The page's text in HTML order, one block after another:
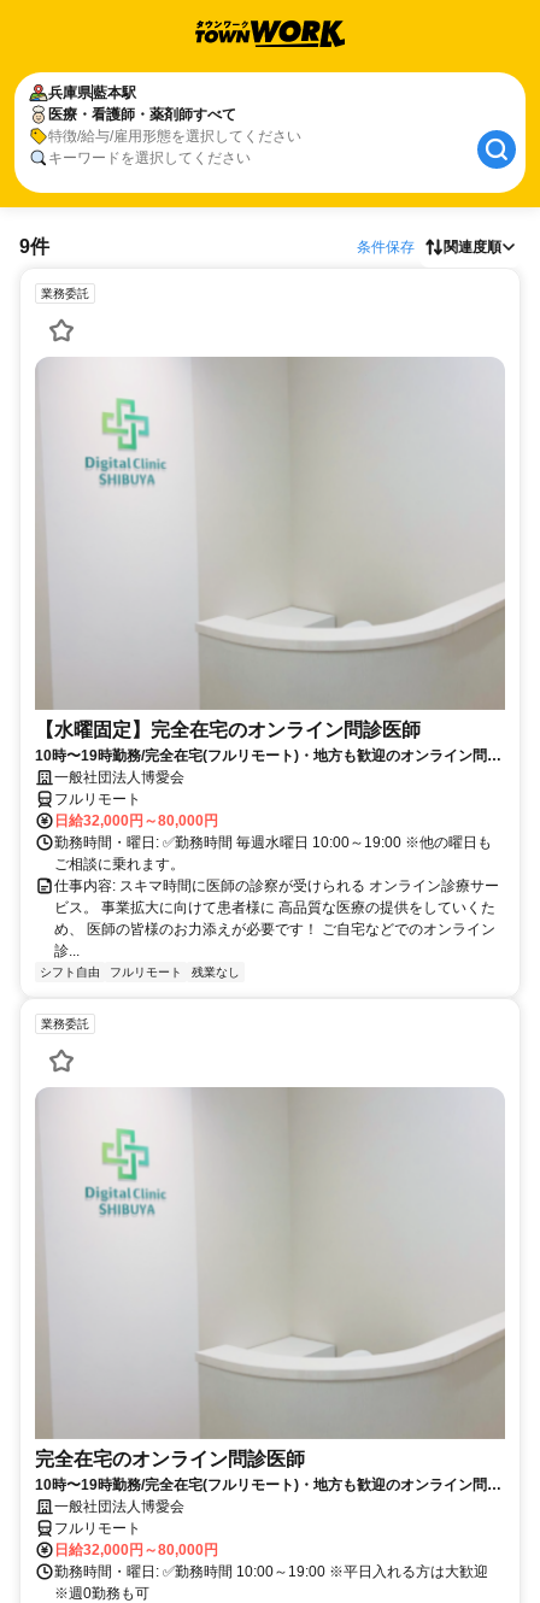
兵庫県藍本駅
医療・看護師・薬剤師すべて
特徴/給与/雇用形態を選択してください
キーワードを選択してください
9件 条件保存 関連度順
業務委託
【水曜固定】完全在宅のオンライン問診医師
10時〜19時勤務/完全在宅(フルリモート)・地方も歓迎のオンライン問診
業務一般社団法人博愛会
フルリモート
日給32,000円～80,000円
勤務時間・曜日: ✅勤務時間 毎週水曜日 10:00～19:00 ※他の曜日も
ご相談に乗れます。
仕事内容: スキマ時間に医師の診察が受けられる オンライン診療サー
ビス。 事業拡大に向けて患者様に 高品質な医療の提供をしていくた
め、 医師の皆様のお力添えが必要です！ ご自宅などでのオンライン
診...
シフト自由 フルリモート 残業なし
業務委託
完全在宅のオンライン問診医師
10時〜19時勤務/完全在宅(フルリモート)・地方も歓迎のオンライン問診
業務一般社団法人博愛会
フルリモート
日給32,000円～80,000円
勤務時間・曜日: ✅勤務時間 10:00～19:00 ※平日入れる方は大歓迎
※週0勤務も可